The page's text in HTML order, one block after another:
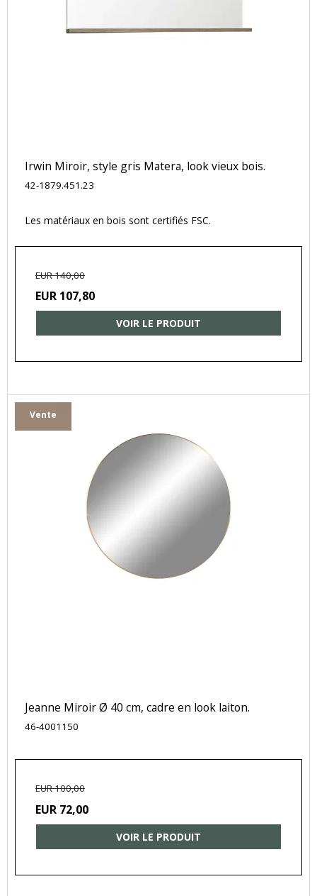
Irwin Miroir, style gris Matera, look vieux bois.
42-1879.451.23
Les matériaux en bois sont certifiés FSC.
EUR 140,00
EUR 107,80
VOIR LE PRODUIT
Vente
Jeanne Miroir Ø 40 cm, cadre en look laiton.
46-4001150
EUR 100,00
EUR 72,00
VOIR LE PRODUIT